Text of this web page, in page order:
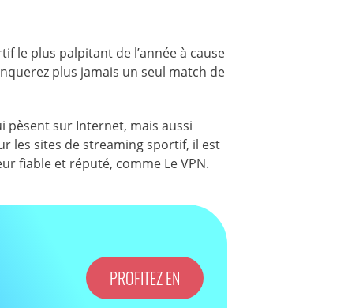
le plus palpitant de l’année à cause
plus jamais un seul match de
pèsent sur Internet, mais aussi
les sites de streaming sportif, il est
fiable et réputé, comme Le VPN.
PROFITEZ EN